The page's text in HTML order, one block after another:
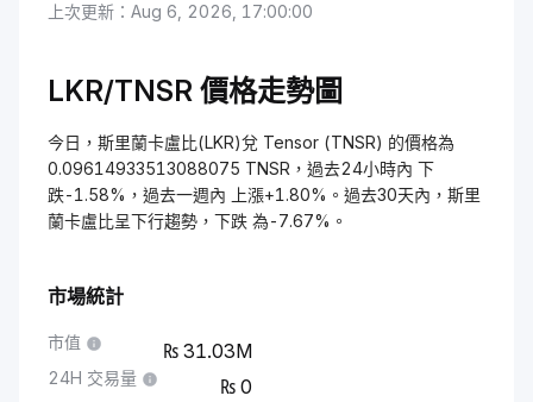
上次更新：Aug 6, 2026, 17:00:00
LKR/TNSR 價格走勢圖
今日，斯里蘭卡盧比(LKR)兌 Tensor (TNSR) 的價格為
0.09614933513088075 TNSR，過去24小時內 下
跌-1.58%，過去一週內 上漲+1.80%。過去30天內，斯里
蘭卡盧比呈下行趨勢，下跌 為-7.67%。
市場統計
市值 31.03M
24H 交易量 0